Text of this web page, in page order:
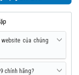
của chúng
chính hãng?